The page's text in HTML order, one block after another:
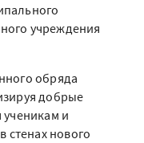
учреждения
обряда
добрые
ученикам и
стенах нового